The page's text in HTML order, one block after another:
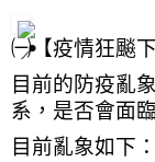
㈠【疫情狂飈
目前的防疫亂
系，是否會面
目前亂象如下：